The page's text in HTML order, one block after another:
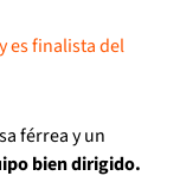
es finalista del
férrea y un
bien dirigido.